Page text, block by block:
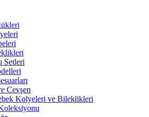
Setleri
Cevşen
Kolyeleri ve Bileklikleri